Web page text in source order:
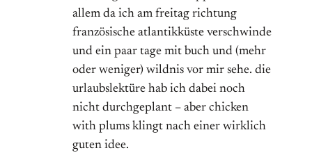
allem da ich am freitag richtung
französische atlantikküste verschwinde
und ein paar tage mit buch und (mehr
oder weniger) wildnis vor mir sehe. die
urlaubslektüre hab ich dabei noch
nicht durchgeplant – aber chicken
with plums klingt nach einer wirklich
guten idee.